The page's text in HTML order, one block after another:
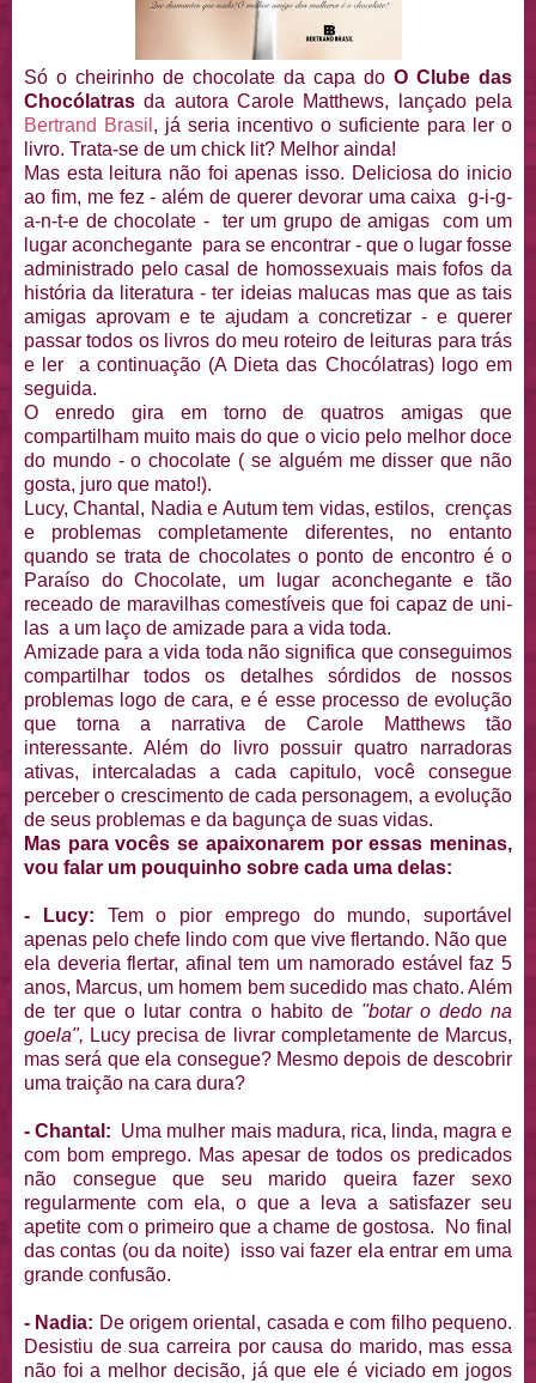
Só o cheirinho de chocolate da capa do O Clube das
Chocólatras da autora Carole Matthews, lançado pela
Bertrand Brasil , já seria incentivo o suficiente para ler o
livro. Trata-se de um chick lit? Melhor ainda!
Mas esta leitura não foi apenas isso. Deliciosa do inicio
ao fim, me fez - além de querer devorar uma caixa g-i-g-
a-n-t-e de chocolate - ter um grupo de amigas com um
lugar aconchegante para se encontrar - que o lugar fosse
administrado pelo casal de homossexuais mais fofos da
história da literatura - ter ideias malucas mas que as tais
amigas aprovam e te ajudam a concretizar - e querer
passar todos os livros do meu roteiro de leituras para trás
e ler a continuação (A Dieta das Chocólatras) logo em
seguida.
O enredo gira em torno de quatros amigas que
compartilham muito mais do que o vicio pelo melhor doce
do mundo - o chocolate ( se alguém me disser que não
gosta, juro que mato!).
Lucy, Chantal, Nadia e Autum tem vidas, estilos, crenças
e problemas completamente diferentes, no entanto
quando se trata de chocolates o ponto de encontro é o
Paraíso do Chocolate, um lugar aconchegante e tão
receado de maravilhas comestíveis que foi capaz de uni-
las a um laço de amizade para a vida toda.
Amizade para a vida toda não significa que conseguimos
compartilhar todos os detalhes sórdidos de nossos
problemas logo de cara, e é esse processo de evolução
que torna a narrativa de Carole Matthews tão
interessante. Além do livro possuir quatro narradoras
ativas, intercaladas a cada capitulo, você consegue
perceber o crescimento de cada personagem, a evolução
de seus problemas e da bagunça de suas vidas.
Mas para vocês se apaixonarem por essas meninas,
vou falar um pouquinho sobre cada uma delas:
- Lucy: Tem o pior emprego do mundo, suportável
apenas pelo chefe lindo com que vive flertando. Não que
ela deveria flertar, afinal tem um namorado estável faz 5
anos, Marcus, um homem bem sucedido mas chato. Além
de ter que o lutar contra o habito de "botar o dedo na
goela", Lucy precisa de livrar completamente de Marcus,
mas será que ela consegue? Mesmo depois de descobrir
uma traição na cara dura?
- Chantal: Uma mulher mais madura, rica, linda, magra e
com bom emprego. Mas apesar de todos os predicados
não consegue que seu marido queira fazer sexo
regularmente com ela, o que a leva a satisfazer seu
apetite com o primeiro que a chame de gostosa. No final
das contas (ou da noite) isso vai fazer ela entrar em uma
grande confusão.
- Nadia: De origem oriental, casada e com filho pequeno.
Desistiu de sua carreira por causa do marido, mas essa
não foi a melhor decisão, já que ele é viciado em jogos